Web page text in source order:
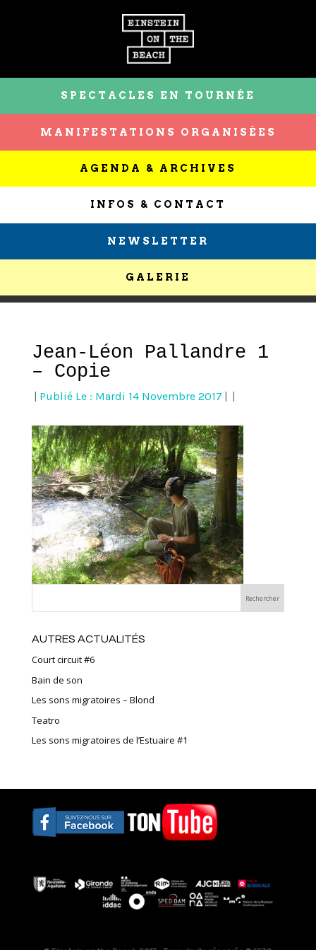
SPECTACLES EN TOURNÉE
MANIFESTATIONS ORGANISÉES
AGENDA & ARCHIVES
INFOS & CONTACT
NEWSLETTER
GALERIE
Jean-Léon Pallandre 1
– Copie
Publié Le : Mardi 14 Novembre 2017
AUTRES ACTUALITÉS
Court circuit #6
Bain de son
Les sons migratoires – Blond
Teatro
Les sons migratoires de l’Estuaire #1